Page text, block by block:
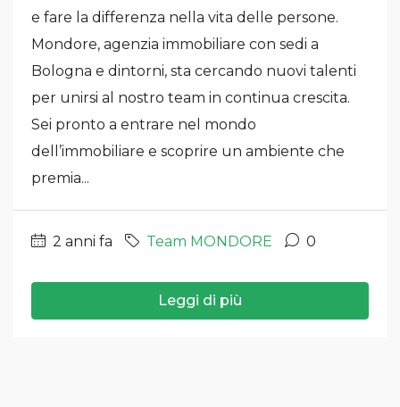
e fare la differenza nella vita delle persone.
Mondore, agenzia immobiliare con sedi a
Bologna e dintorni, sta cercando nuovi talenti
per unirsi al nostro team in continua crescita.
Sei pronto a entrare nel mondo
dell’immobiliare e scoprire un ambiente che
premia...
2 anni fa Team MONDORE 0
Leggi di più